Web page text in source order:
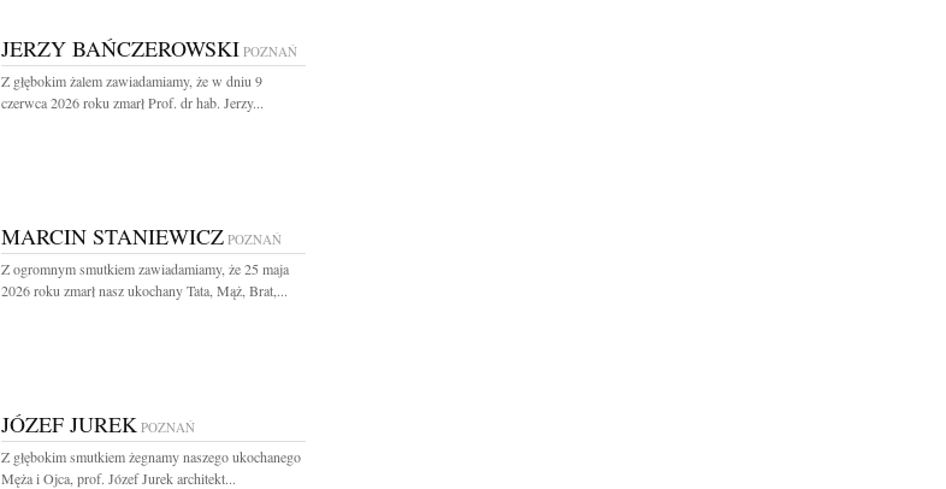
JERZY BAŃCZEROWSKI POZNAŃ
Z głębokim żalem zawiadamiamy, że w dniu 9
czerwca 2026 roku zmarł Prof. dr hab. Jerzy...
MARCIN STANIEWICZ POZNAŃ
Z ogromnym smutkiem zawiadamiamy, że 25 maja
2026 roku zmarł nasz ukochany Tata, Mąż, Brat,...
JÓZEF JUREK POZNAŃ
Z głębokim smutkiem żegnamy naszego ukochanego
Męża i Ojca, prof. Józef Jurek architekt...